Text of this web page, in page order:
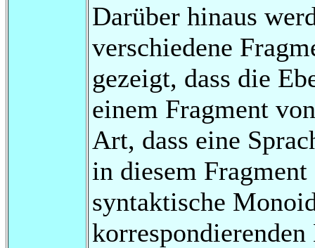
Darüber hinaus
verschiedene
gezeigt, dass die
einem Fragment
Art, dass eine
in diesem
syntaktische